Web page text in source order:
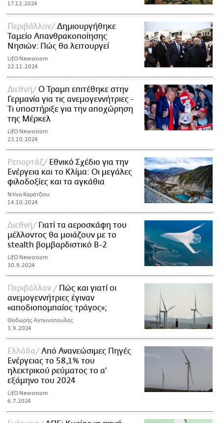
17.12.2024
Περιβάλλον
Δημιουργήθηκε
Ταμείο Απανθρακοποίησης
Νησιών: Πώς θα λειτουργεί
LifO Newsroom
22.11.2024
Διεθνή
Ο Τραμπ επιτέθηκε στην
Γερμανία για τις ανεμογεννήτριες -
Τι υποστήριξε για την αποχώρηση
της Μέρκελ
LifO Newsroom
23.10.2024
Ρεπορτάζ
Εθνικό Σχέδιο για την
Ενέργεια και το Κλίμα: Οι μεγάλες
φιλοδοξίες και τα αγκάθια
Ντίνα Καράτζιου
14.10.2024
Διεθνή
Γιατί τα αεροσκάφη του
μέλλοντος θα μοιάζουν με το
stealth βομβαρδιστικό B-2
LifO Newsroom
30.9.2024
Περιβάλλον
Πώς και γιατί οι
ανεμογεννήτριες έγιναν
«αποδιοπομπαίος τράγος»;
Θοδωρής Αντωνόπουλος
3.9.2024
Ελλάδα
Από Ανανεώσιμες Πηγές
Ενέργειας το 58,1% του
ηλεκτρικού ρεύματος το α'
εξάμηνο του 2024
LifO Newsroom
6.7.2024